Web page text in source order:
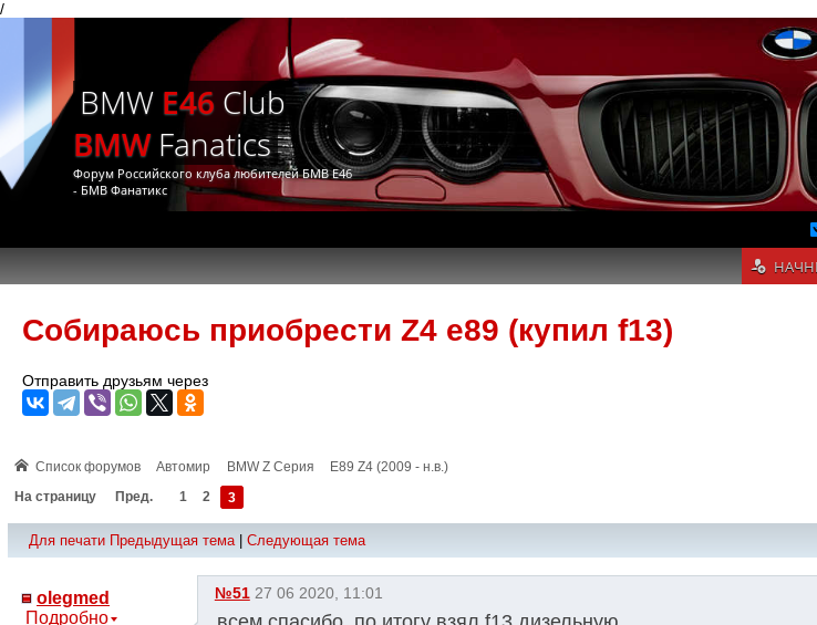
/
BMW E46 Club
BMWFanatics
Форум Российского клуба любителей БМВ Е46
- БМВ Фанатикс
Собираюсь приобрести Z4 e89 (купил f13)
Отправить друзьям через
Список форумов Автомир BMW Z Серия
E89 Z4 (2009 - н.в.)
На страницу
Пред. 1 2 3
Для печати Предыдущая тема| Следующая тема
olegmed
Подробно
№51 27 06 2020, 11:01